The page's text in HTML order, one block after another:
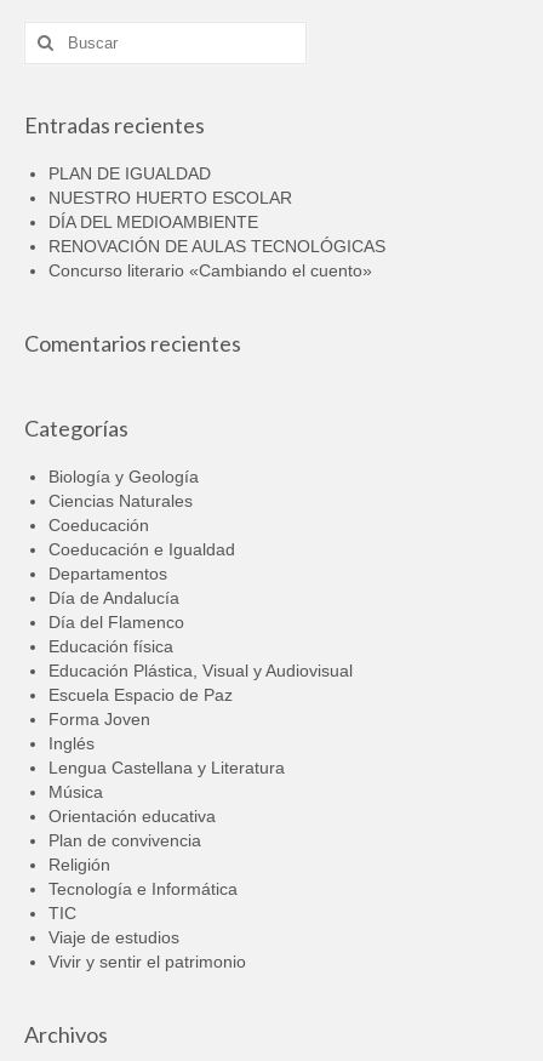
Buscar
por:
Entradas recientes
PLAN DE IGUALDAD
NUESTRO HUERTO ESCOLAR
DÍA DEL MEDIOAMBIENTE
RENOVACIÓN DE AULAS TECNOLÓGICAS
Concurso literario «Cambiando el cuento»
Comentarios recientes
Categorías
Biología y Geología
Ciencias Naturales
Coeducación
Coeducación e Igualdad
Departamentos
Día de Andalucía
Día del Flamenco
Educación física
Educación Plástica, Visual y Audiovisual
Escuela Espacio de Paz
Forma Joven
Inglés
Lengua Castellana y Literatura
Música
Orientación educativa
Plan de convivencia
Religión
Tecnología e Informática
TIC
Viaje de estudios
Vivir y sentir el patrimonio
Archivos